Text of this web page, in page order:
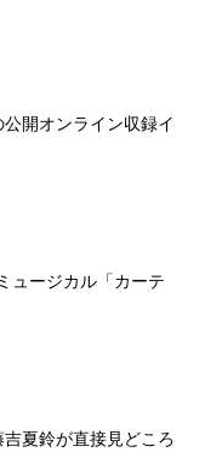
開オンライン収録イ
ュージカル「カーテ
夏鈴が直接見どころ